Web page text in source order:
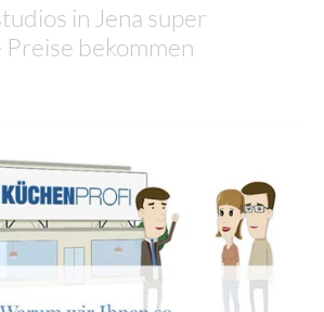
in Jena super
bekommen